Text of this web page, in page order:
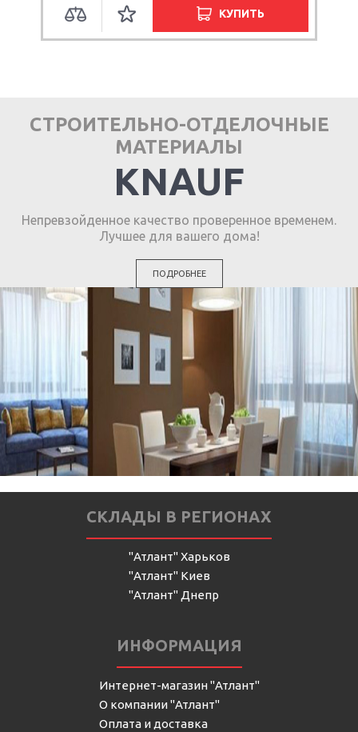
КУПИТЬ
СТРОИТЕЛЬНО-ОТДЕЛОЧНЫЕ
МАТЕРИАЛЫ
KNAUF
Непревзойденное качество проверенное временем.
Лучшее для вашего дома!
ПОДРОБНЕЕ
СКЛАДЫ В РЕГИОНАХ
"Атлант" Харьков
"Атлант" Киев
"Атлант" Днепр
ИНФОРМАЦИЯ
Интернет-магазин "Атлант"
О компании "Атлант"
Оплата и доставка